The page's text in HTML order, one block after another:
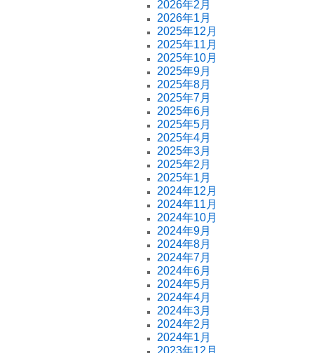
2026年2月
2026年1月
2025年12月
2025年11月
2025年10月
2025年9月
2025年8月
2025年7月
2025年6月
2025年5月
2025年4月
2025年3月
2025年2月
2025年1月
2024年12月
2024年11月
2024年10月
2024年9月
2024年8月
2024年7月
2024年6月
2024年5月
2024年4月
2024年3月
2024年2月
2024年1月
2023年12月